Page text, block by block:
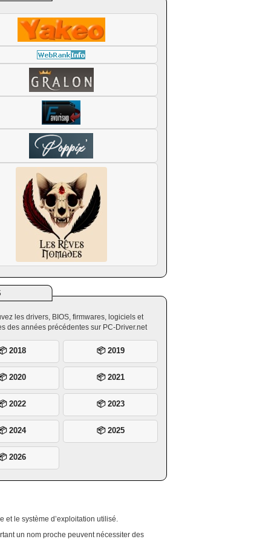
les drivers, BIOS, firmwares, logiciels et
des années précédentes sur PC-Driver.net
2018 📦 2019
2020 📦 2021
2022 📦 2023
2024 📦 2025
2026
le système d’exploitation utilisé.
un nom proche peuvent nécessiter des